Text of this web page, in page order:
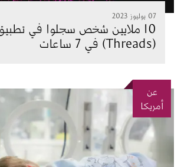
07 يوليوز 2023
10 ملايين شخص سجلوا في
(Threads) في 7 ساعات
عن
أمريكا
الصورة